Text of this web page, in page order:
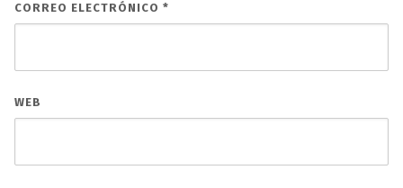
CORREO ELECTRÓNICO *
WEB